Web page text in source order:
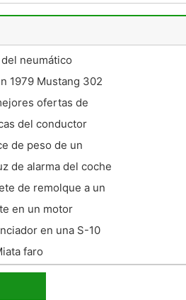
neumático
1979 Mustang 302
ofertas de
del conductor
de peso de un
de alarma del coche
de remolque a un
en un motor
en una S-10
faro